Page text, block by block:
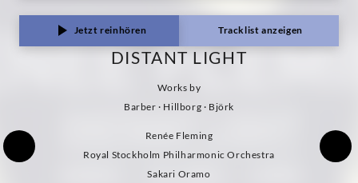
Jetzt reinhören Tracklist anzeigen
DISTANT LIGHT
Works by
Barber · Hillborg · Björk
Renée Fleming
Royal Stockholm Philharmonic Orchestra
Sakari Oramo